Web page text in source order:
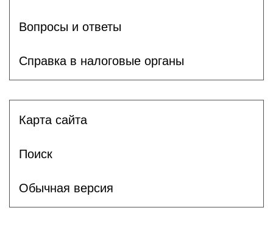
Вопросы и ответы
Справка в налоговые органы
Карта сайта
Поиск
Обычная версия